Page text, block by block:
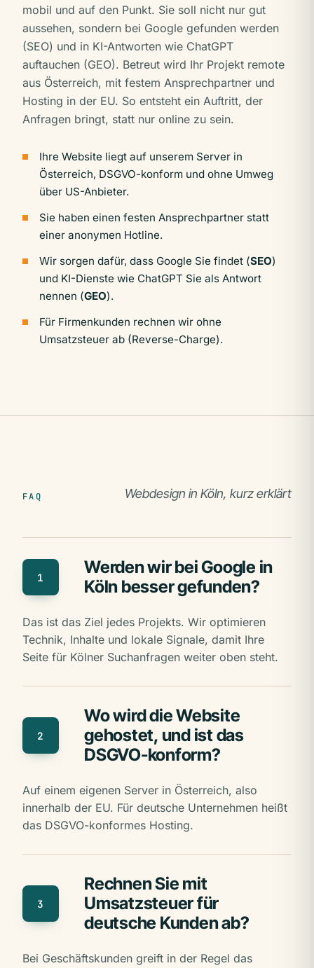
mobil und auf den Punkt. Sie soll nicht nur gut
aussehen, sondern bei Google gefunden werden
(SEO) und in KI-Antworten wie ChatGPT
auftauchen (GEO). Betreut wird Ihr Projekt remote
aus Österreich, mit festem Ansprechpartner und
Hosting in der EU. So entsteht ein Auftritt, der
Anfragen bringt, statt nur online zu sein.
Ihre Website liegt auf unserem Server in
Österreich, DSGVO-konform und ohne Umweg
über US-Anbieter.
Sie haben einen festen Ansprechpartner statt
einer anonymen Hotline.
Wir sorgen dafür, dass Google Sie findet (SEO)
und KI-Dienste wie ChatGPT Sie als Antwort
nennen (GEO).
Für Firmenkunden rechnen wir ohne
Umsatzsteuer ab (Reverse-Charge).
FAQ Webdesign in Köln, kurz erklärt
1
Werden wir bei Google in
Köln besser gefunden?
Das ist das Ziel jedes Projekts. Wir optimieren
Technik, Inhalte und lokale Signale, damit Ihre
Seite für Kölner Suchanfragen weiter oben steht.
2
Wo wird die Website
gehostet, und ist das
DSGVO-konform?
Auf einem eigenen Server in Österreich, also
innerhalb der EU. Für deutsche Unternehmen heißt
das DSGVO-konformes Hosting.
3
Rechnen Sie mit
Umsatzsteuer für
deutsche Kunden ab?
Bei Geschäftskunden greift in der Regel das